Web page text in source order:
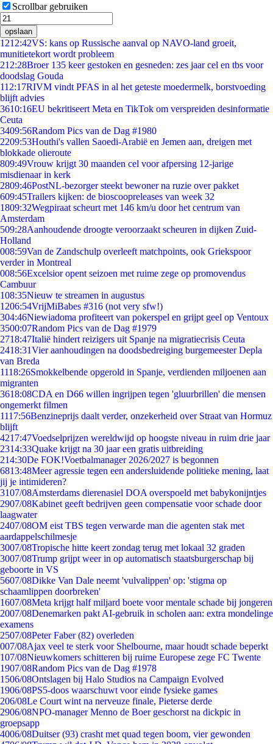
Scrollbar gebruiken
opslaan
1212:42VS: kans op Russische aanval op NAVO-land groeit,
munitietekort wordt probleem
212:28Broer 135 keer gestoken en gesneden: zes jaar cel en tbs voor
doodslag Gouda
112:17RIVM vindt PFAS in al het geteste moedermelk, borstvoeding
blijft advies
3610:16EU bekritiseert Meta en TikTok om verspreiden desinformatie
Ceuta
3409:56Random Pics van de Dag #1980
2209:53Houthi's vallen Saoedi-Arabië en Jemen aan, dreigen met
blokkade olieroute
809:49Vrouw krijgt 30 maanden cel voor afpersing 12-jarige
misdienaar in kerk
2809:46PostNL-bezorger steekt bewoner na ruzie over pakket
609:45Trailers kijken: de bioscoopreleases van week 32
1809:32Wegpiraat scheurt met 146 km/u door het centrum van
Amsterdam
509:28Aanhoudende droogte veroorzaakt scheuren in dijken Zuid-
Holland
008:59Van de Zandschulp overleeft matchpoints, ook Griekspoor
verder in Montreal
008:56Excelsior opent seizoen met ruime zege op promovendus
Cambuur
108:35Nieuw te streamen in augustus
1206:54VrijMiBabes #316 (not very sfw!)
304:46Niewiadoma profiteert van pokerspel en grijpt geel op Ventoux
3500:07Random Pics van de Dag #1979
2718:47Italië hindert reizigers uit Spanje na migratiecrisis Ceuta
2418:31Vier aanhoudingen na doodsbedreiging burgemeester Depla
van Breda
1118:26Smokkelbende opgerold in Spanje, verdienden miljoenen aan
migranten
3618:08CDA en D66 willen ingrijpen tegen 'gluurbrillen' die mensen
ongemerkt filmen
1117:56Benzineprijs daalt verder, onzekerheid over Straat van Hormuz
blijft
4217:47Voedselprijzen wereldwijd op hoogste niveau in ruim drie jaar
2314:33Quake krijgt na 30 jaar een gratis uitbreiding
214:30De FOK!Voetbalmanager 2026/2027 is begonnen
6813:48Meer agressie tegen een andersluidende politieke mening, laat
jij je intimideren?
3107/08Amsterdams dierenasiel DOA overspoeld met babykonijntjes
2907/08Kabinet geeft bedrijven geen compensatie voor schade door
laagwater
2407/08OM eist TBS tegen verwarde man die agenten stak met
aardappelschilmesje
3007/08Tropische hitte keert zondag terug met lokaal 32 graden
3007/08Trump grijpt weer in op automatisch staatsburgerschap bij
geboorte in VS
5607/08Dikke Van Dale neemt 'vulvalippen' op: 'stigma op
schaamlippen doorbreken'
1607/08Meta krijgt half miljard boete voor mentale schade bij jongeren
2007/08Denemarken pakt AI-gebruik in scholen aan: extra mondelinge
examens
2507/08Peter Faber (82) overleden
007/08Ajax veel te sterk voor Shelbourne, maar houdt schade beperkt
107/08Nieuwkomers schitteren bij ruime Europese zege FC Twente
1907/08Random Pics van de Dag #1978
1506/08Ontslagen bij Halo Studios na Campaign Evolved
1906/08PS5-doos waarschuwt voor einde fysieke games
206/08Le Court wint na nerveuze finale, Pieterse derde
2906/08NPO-manager Menno de Boer geschorst na dickpic in
groepsapp
4006/08Duitser (93) crasht met quad tegen boom, vier gewonden